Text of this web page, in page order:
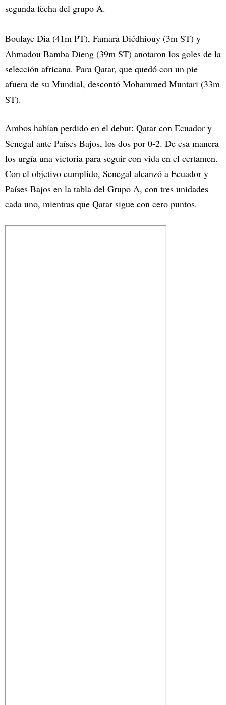
segunda fecha del grupo A.
Boulaye Dia (41m PT), Famara Diédhiouy (3m ST) y
Ahmadou Bamba Dieng (39m ST) anotaron los goles de la
selección africana. Para Qatar, que quedó con un pie
afuera de su Mundial, descontó Mohammed Muntari (33m
ST).
Ambos habían perdido en el debut: Qatar con Ecuador y
Senegal ante Países Bajos, los dos por 0-2. De esa manera
los urgía una victoria para seguir con vida en el certamen.
Con el objetivo cumplido, Senegal alcanzó a Ecuador y
Países Bajos en la tabla del Grupo A, con tres unidades
cada uno, mientras que Qatar sigue con cero puntos.